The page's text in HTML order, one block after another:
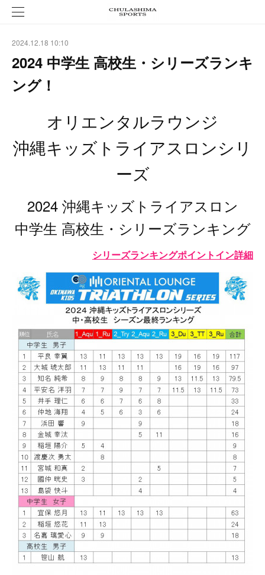
2024.12.18 10:10
2024 中学生 高校生・シリーズランキ
ング！
オリエンタルラウンジ
沖縄キッズトライアスロンシリ
ーズ
2024 沖縄キッズトライアスロン
中学生 高校生・シリーズランキング
シリーズランキングポイントイン詳細